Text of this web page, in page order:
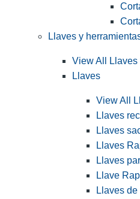
Llaves y
View All Llaves
Llaves
View All
Llaves
Llaves
Llaves
Llaves
Llave
Llaves